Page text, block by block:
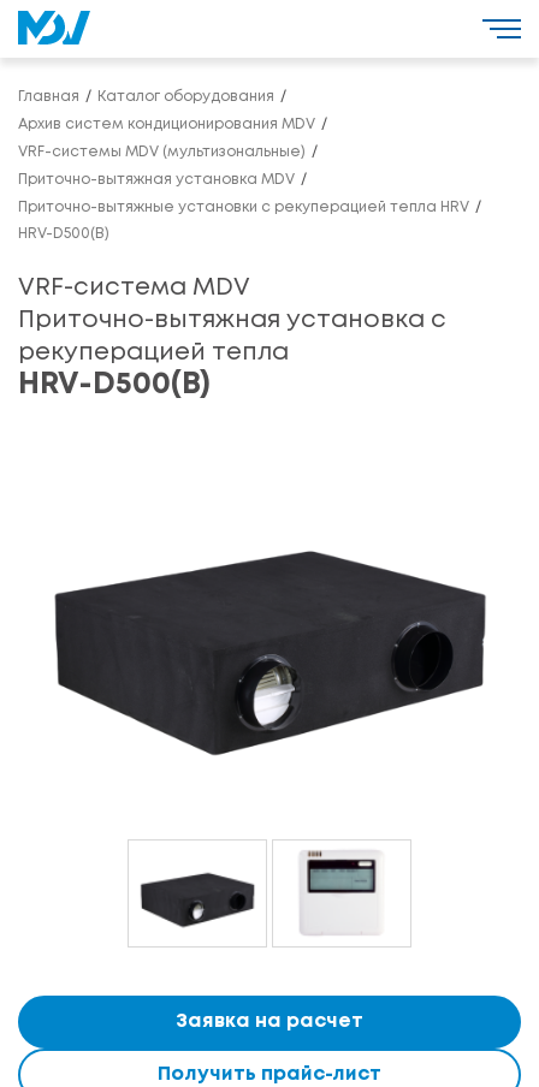
Главная Каталог оборудования
Архив систем кондиционирования MDV
VRF-системы MDV (мультизональные)
Приточно-вытяжная установка MDV
Приточно-вытяжные установки с рекуперацией тепла HRV
HRV-D500(B)
VRF-система MDV
Приточно-вытяжная установка с
рекуперацией тепла
HRV-D500(B)
Заявка на расчет
Получить прайс-лист